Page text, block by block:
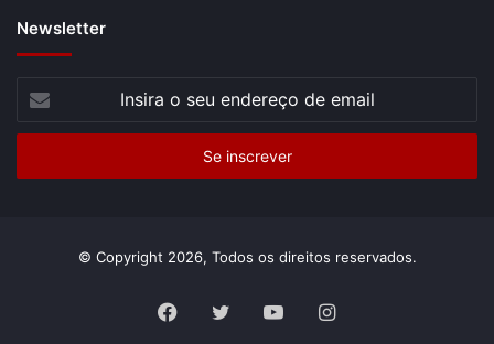
Newsletter
seu
de
© Copyright 2026, Todos os direitos reservados.
Facebook
TwitterYouTubeInstagram